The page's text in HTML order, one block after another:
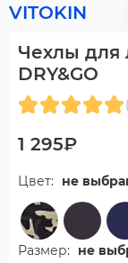
VITOKIN
Чехлы для
DRY&GO
1 295₽
Цвет: не
Размер: не